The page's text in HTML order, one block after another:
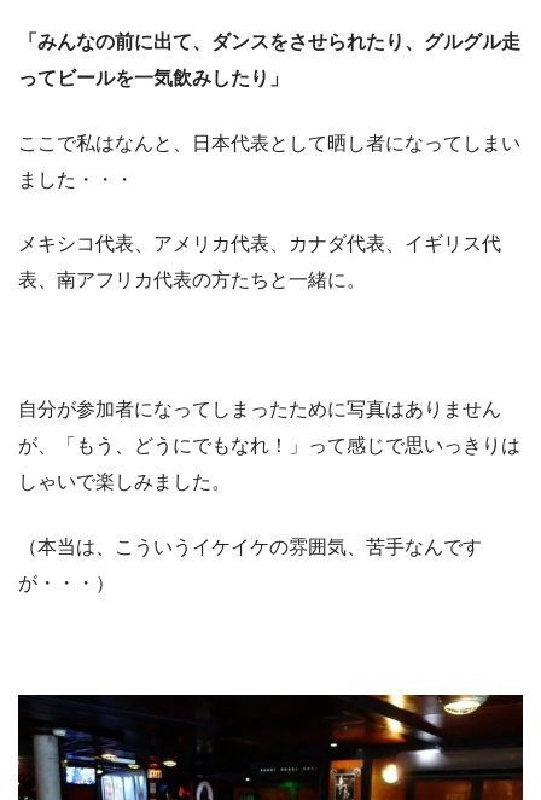
「みんなの前に出て、ダンスをさせられたり、グルグル走
ってビールを一気飲みしたり」
ここで私はなんと、日本代表として晒し者になってしまい
ました・・・
メキシコ代表、アメリカ代表、カナダ代表、イギリス代
表、南アフリカ代表の方たちと一緒に。
自分が参加者になってしまったために写真はありません
が、「もう、どうにでもなれ！」って感じで思いっきりは
しゃいで楽しみました。
（本当は、こういうイケイケの雰囲気、苦手なんです
が・・・）